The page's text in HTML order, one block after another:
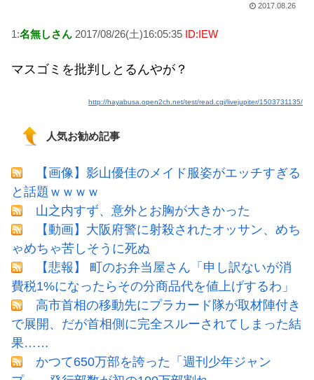
2017.08.26
1:名無しさん 2017/08/26(土)16:05:35 ID:IEW
マスゴミを批判しとるんやが？
http://hayabusa.open2ch.net/test/read.cgi/livejupiter/1503731135/
人気お勧め記事
【画像】影山優佳のメイド服姿がエッチすぎる
と話題ｗｗｗｗ
山之内すず、意外とお胸が大きかった
【動画】大阪府警に射殺されたオッサン、めち
ゃめちゃ苦しそうに死ぬ
【悲報】 町のお弁当屋さん「申し訳ないが消
費税1%になったらその分商品代を値上げするわ」
高市首相の移動先にプラカード隊が取材陣付き
で展開、だが首相側に完全スルーされてしまった結
果……
かつて650万部を誇った「週刊少年ジャン